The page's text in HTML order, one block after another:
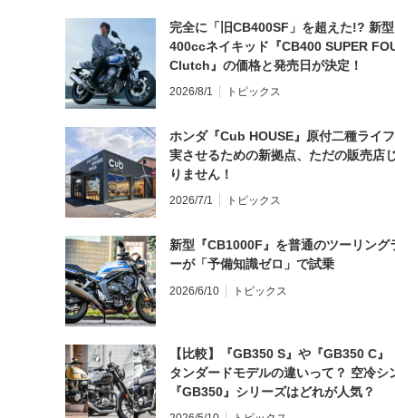
完全に「旧CB400SF」を超えた!? 新型
400ccネイキッド『CB400 SUPER
Clutch』の価格と発売日が決定！
2026/8/1 トピックス
ホンダ『Cub HOUSE』原付二種ライ
実させるための新拠点、ただの販売店
りません！
2026/7/1 トピックス
新型『CB1000F』を普通のツーリング
ーが「予備知識ゼロ」で試乗
2026/6/10 トピックス
【比較】『GB350 S』や『GB350 C』
タンダードモデルの違いって？ 空冷シ
『GB350』シリーズはどれが人気？